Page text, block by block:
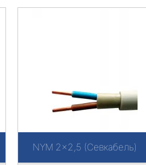
NYM 2x2,5 (Севкабель)